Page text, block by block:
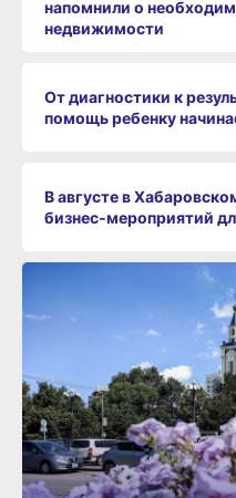
напомнили о
недвижимости
От диагностики к
помощь ребенку
В августе в
бизнес‑мероприятий